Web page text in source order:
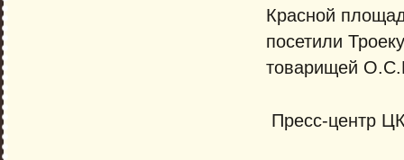
Красной
посетили
товарищей
Пресс-центр